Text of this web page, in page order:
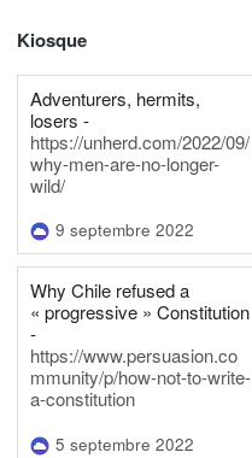
Kiosque
Adventurers, hermits,
losers -
https://unherd.com/2022/09/
why-men-are-no-longer-
wild/
9 septembre 2022
Why Chile refused a
« progressive » Constitution
-
https://www.persuasion.co
mmunity/p/how-not-to-write-
a-constitution
5 septembre 2022